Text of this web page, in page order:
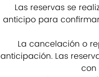
Las reservas se
anticipo para
La cancelación o
anticipación. Las
con